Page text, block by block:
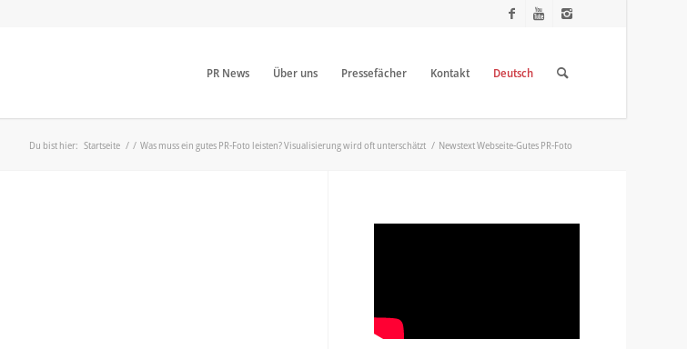
PR News Über uns Pressefächer Kontakt Deutsch
Du bist hier: Startseite / / Was muss ein gutes PR-Foto leisten? Visualisierung wird oft unterschätzt / Newstext Webseite-Gutes PR-Foto